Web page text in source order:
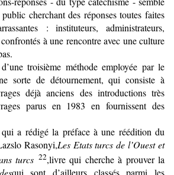
cherchant des réponses toutes faites
: instituteurs, administrateurs,
à une rencontre avec une culture
troisième méthode employée par le
sorte de détournement, qui consiste à
déjà anciens des introductions très
parus en 1983 en fournissent des
a rédigé la préface à une réédition du
Rasonyi,Les Etats turcs de l’Ouest et
turcs 22,livre qui cherche à prouver la
qui sont d’ailleurs classés parmi les